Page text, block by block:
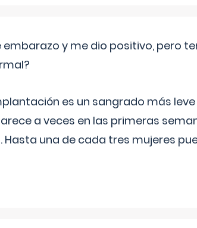
embarazo y me dio positivo, pero
es un sangrado más
a veces en las primeras
Hasta una de cada tres mujeres